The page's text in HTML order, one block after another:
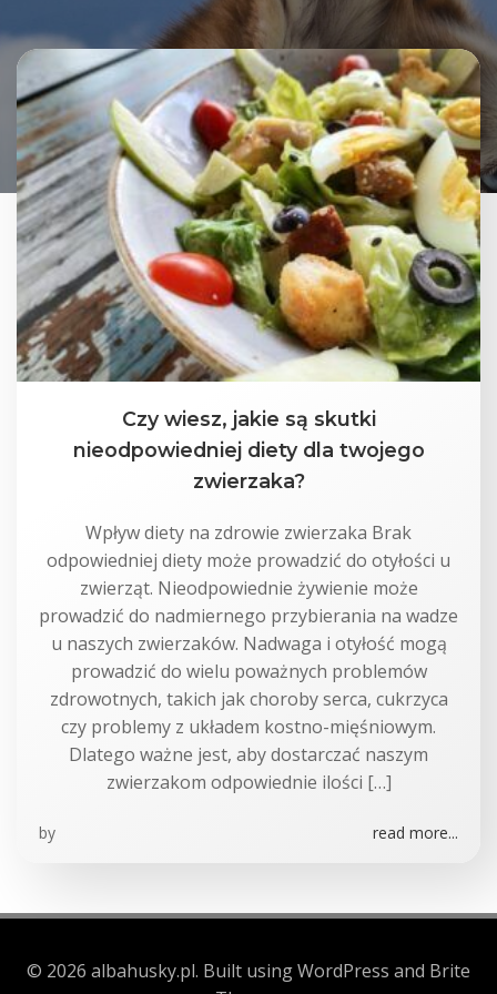
Czy wiesz, jakie są skutki
nieodpowiedniej diety dla twojego
zwierzaka?
Wpływ diety na zdrowie zwierzaka Brak
odpowiedniej diety może prowadzić do otyłości u
zwierząt. Nieodpowiednie żywienie może
prowadzić do nadmiernego przybierania na wadze
u naszych zwierzaków. Nadwaga i otyłość mogą
prowadzić do wielu poważnych problemów
zdrowotnych, takich jak choroby serca, cukrzyca
czy problemy z układem kostno-mięśniowym.
Dlatego ważne jest, aby dostarczać naszym
zwierzakom odpowiednie ilości […]
by read more...
© 2026 albahusky.pl. Built using WordPress and Brite